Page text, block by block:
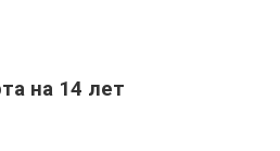
на 14 лет